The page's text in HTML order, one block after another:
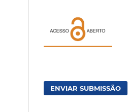
ENVIAR SUBMISSÃO